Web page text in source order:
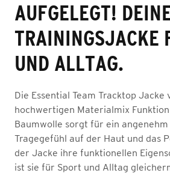
AUFGELEGT!
TRAININGSJACKE
UND ALLTAG.
Die Essential Team Tracktop
hochwertigen Materialmix
Baumwolle sorgt für ein angenehm
Tragegefühl auf der Haut und das
der Jacke ihre funktionellen
ist sie für Sport und Alltag